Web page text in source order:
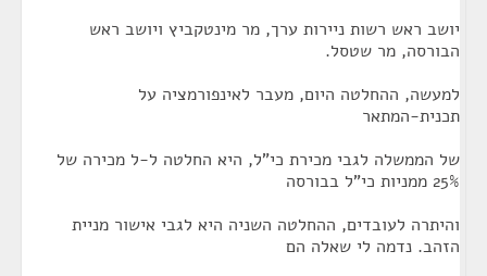
יושב ראש רשות ניירות ערך, מר מינטקביץ ויושב ראש
הבורסה, מר שטסל.
למעשה, ההחלטה היום, מעבר לאינפורמציה על
תכנית-המתאר
של הממשלה לגבי מכירת כי"ל, היא החלטה ל-ל מכירה של
25% ממניות כי"ל בבורסה
והיתרה לעובדים, ההחלטה השניה היא לגבי אישור מניית
הזהב. נדמה לי שאלה הם